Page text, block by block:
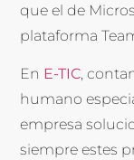
que el de
plataforma
En E-TIC,
humano
empresa
siempre estes